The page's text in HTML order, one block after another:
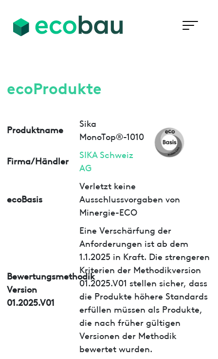
ecoProdukte
Produktname
Sika
MonoTop®-1010
Firma/Händler
SIKA Schweiz
AG
ecoBasis
Verletzt keine
Ausschlussvorgaben von
Minergie-ECO
Bewertungsmethodik
Version
01.2025.V01
Eine Verschärfung der
Anforderungen ist ab dem
1.1.2025 in Kraft. Die strengeren
Kriterien der Methodikversion
01.2025.V01 stellen sicher, dass
die Produkte höhere Standards
erfüllen müssen als Produkte,
die nach früher gültigen
Versionen der Methodik
bewertet wurden.